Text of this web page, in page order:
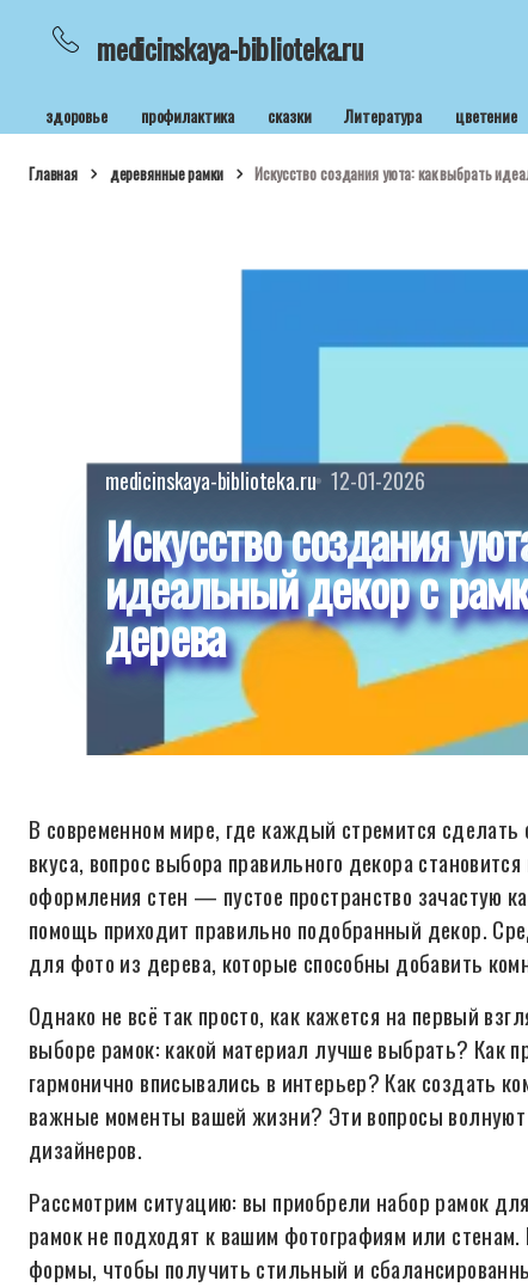
medicinskaya-biblioteka.ru
здоровье профилактика сказки Литература цветение
Главная деревянные рамки Искусство создания уюта: как выбрать
medicinskaya-biblioteka.ru 12-01-2026
Искусство создания
идеальный декор с
дерева
В современном мире, где каждый стремится
вкуса, вопрос выбора правильного декора
оформления стен — пустое пространство зачастую
помощь приходит правильно подобранный декор.
для фото из дерева, которые способны добавить
Однако не всё так просто, как кажется на первый
выборе рамок: какой материал лучше выбрать? Как
гармонично вписывались в интерьер? Как создать
важные моменты вашей жизни? Эти вопросы
дизайнеров.
Рассмотрим ситуацию: вы приобрели набор рамок
рамок не подходят к вашим фотографиям или
формы, чтобы получить стильный и